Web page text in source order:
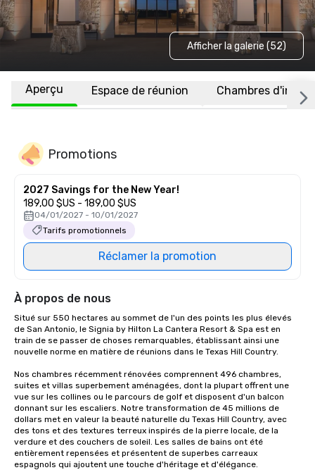
Afficher la galerie (52)
Aperçu Espace de réunion Chambres
Promotions
2027 Savings for the New Year!
189,00 $US - 189,00 $US
04/01/2027 - 10/01/2027
Tarifs promotionnels
Réclamer la promotion
À propos de nous
Situé sur 550 hectares au sommet de l'un des points les plus élevés
de San Antonio, le Signia by Hilton La Cantera Resort & Spa est en
train de se passer de choses remarquables, établissant ainsi une
nouvelle norme en matière de réunions dans le Texas Hill Country.
Nos chambres récemment rénovées comprennent 496 chambres,
suites et villas superbement aménagées, dont la plupart offrent une
vue sur les collines ou le parcours de golf et disposent d'un balcon
donnant sur les escaliers. Notre transformation de 45 millions de
dollars met en valeur la beauté naturelle du Texas Hill Country, avec
des tons et des textures terreux inspirés de la pierre locale, de la
verdure et des couchers de soleil. Les salles de bains ont été
entièrement repensées et présentent de superbes carreaux
espagnols qui ajoutent une touche d'héritage et d'élégance.